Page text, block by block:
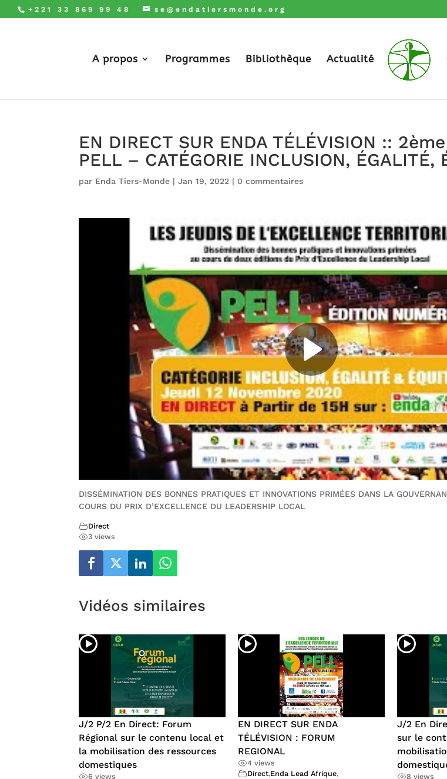
+221 33 869 99 48 se@endatiersmonde.org
A propos Programmes Bibliothèque Actualité
EN DIRECT SUR ENDA TÉLÉVISION ::
PELL – CATÉGORIE INCLUSION, ÉGALITÉ,
par Enda Tiers-Monde |Jan 19, 2022 | 0 commentaires
DISSÉMINATION DES BONNES PRATIQUES ET INNOVATIONS PRIMÉES DANS LA
COURS DU PRIX D’EXCELLENCE DU LEADERSHIP LOCAL
Direct
3 views
Vidéos similaires
J/2 P/2 En Direct: Forum
Régional sur le contenu local et
la mobilisation des ressources
domestiques
6 views
EN DIRECT SUR ENDA
TÉLÉVISION : FORUM
REGIONAL
4 views
Direct,Enda Lead Afrique,
J/2 En
sur le
8 views